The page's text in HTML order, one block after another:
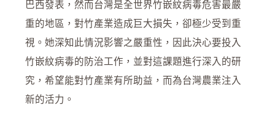
巴西發表，然而台灣是全世界竹嵌紋病毒危害最嚴
重的地區，對竹產業造成巨大損失，卻極少受到重
視。她深知此情況影響之嚴重性，因此決心要投入
竹嵌紋病毒的防治工作，並對這課題進行深入的研
究，希望能對竹產業有所助益，而為台灣農業注入
新的活力。